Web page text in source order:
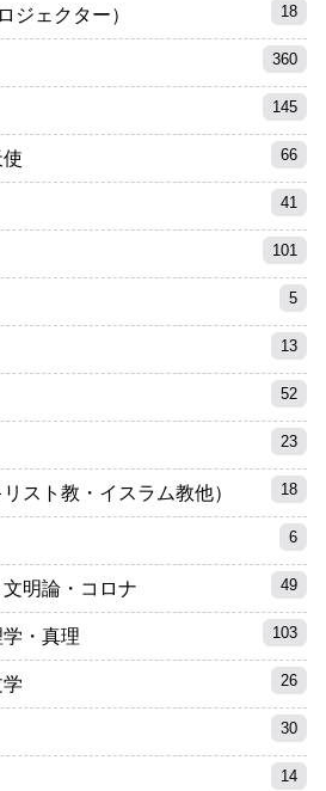
ジェクター） 18
360
145
66
41
101
5
13
52
23
スト教・イスラム教他） 18
6
明論・コロナ 49
・真理 103
26
30
14